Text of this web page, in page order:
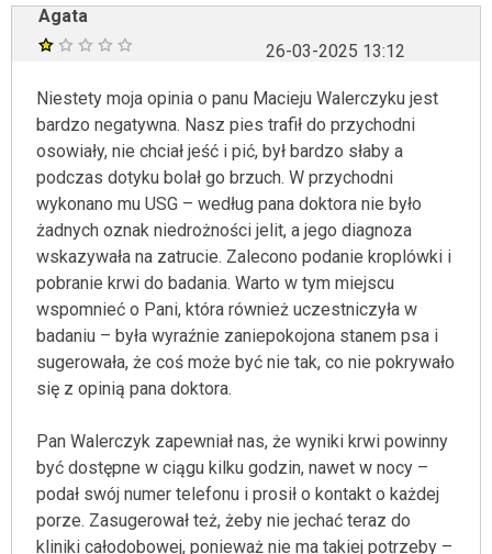
Agata
26-03-2025 13:12
Niestety moja opinia o panu Macieju Walerczyku jest
bardzo negatywna. Nasz pies trafił do przychodni
osowiały, nie chciał jeść i pić, był bardzo słaby a
podczas dotyku bolał go brzuch. W przychodni
wykonano mu USG – według pana doktora nie było
żadnych oznak niedrożności jelit, a jego diagnoza
wskazywała na zatrucie. Zalecono podanie kroplówki i
pobranie krwi do badania. Warto w tym miejscu
wspomnieć o Pani, która również uczestniczyła w
badaniu – była wyraźnie zaniepokojona stanem psa i
sugerowała, że coś może być nie tak, co nie pokrywało
się z opinią pana doktora.
Pan Walerczyk zapewniał nas, że wyniki krwi powinny
być dostępne w ciągu kilku godzin, nawet w nocy –
podał swój numer telefonu i prosił o kontakt o każdej
porze. Zasugerował też, żeby nie jechać teraz do
kliniki całodobowej, ponieważ nie ma takiej potrzeby –